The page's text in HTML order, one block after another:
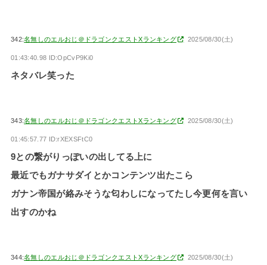
342:名無しのエルおじ＠ドラゴンクエストXランキング 2025/08/30(土)
01:43:40.98 ID:OpCvP9Ki0
ネタバレ笑った
343:名無しのエルおじ＠ドラゴンクエストXランキング 2025/08/30(土)
01:45:57.77 ID:rXEXSFtC0
9との繋がりっぽいの出してる上に
最近でもガナサダイとかコンテンツ出たこら
ガナン帝国が絡みそうな匂わしになってたし今更何を言い
出すのかね
344:名無しのエルおじ＠ドラゴンクエストXランキング 2025/08/30(土)